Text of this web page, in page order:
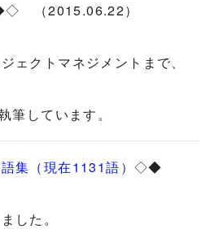
（2015.06.22）
ェクトマネジメントまで、
しています。
集（現在1131語）◇◆
した。